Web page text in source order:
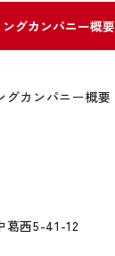
グカンパニー概要
グカンパニー概要
葛西5-41-12